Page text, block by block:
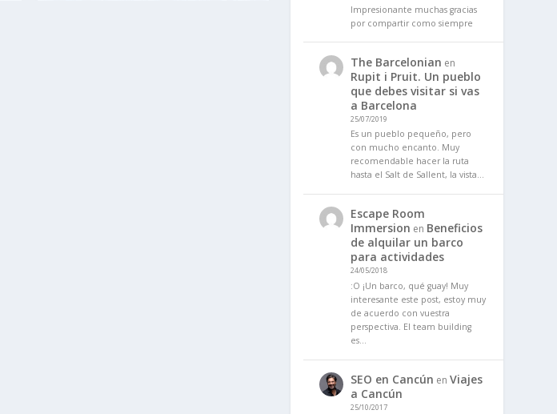
Impresionante muchas gracias
por compartir como siempre
The Barcelonian en
Rupit i Pruit. Un pueblo
que debes visitar si vas
a Barcelona
25/07/2019
Es un pueblo pequeño, pero
con mucho encanto. Muy
recomendable hacer la ruta
hasta el Salt de Sallent, la vista…
Escape Room
Immersion en Beneficios
de alquilar un barco
para actividades
24/05/2018
:O ¡Un barco, qué guay! Muy
interesante este post, estoy muy
de acuerdo con vuestra
perspectiva. El team building
es…
SEO en Cancún en Viajes
a Cancún
25/10/2017